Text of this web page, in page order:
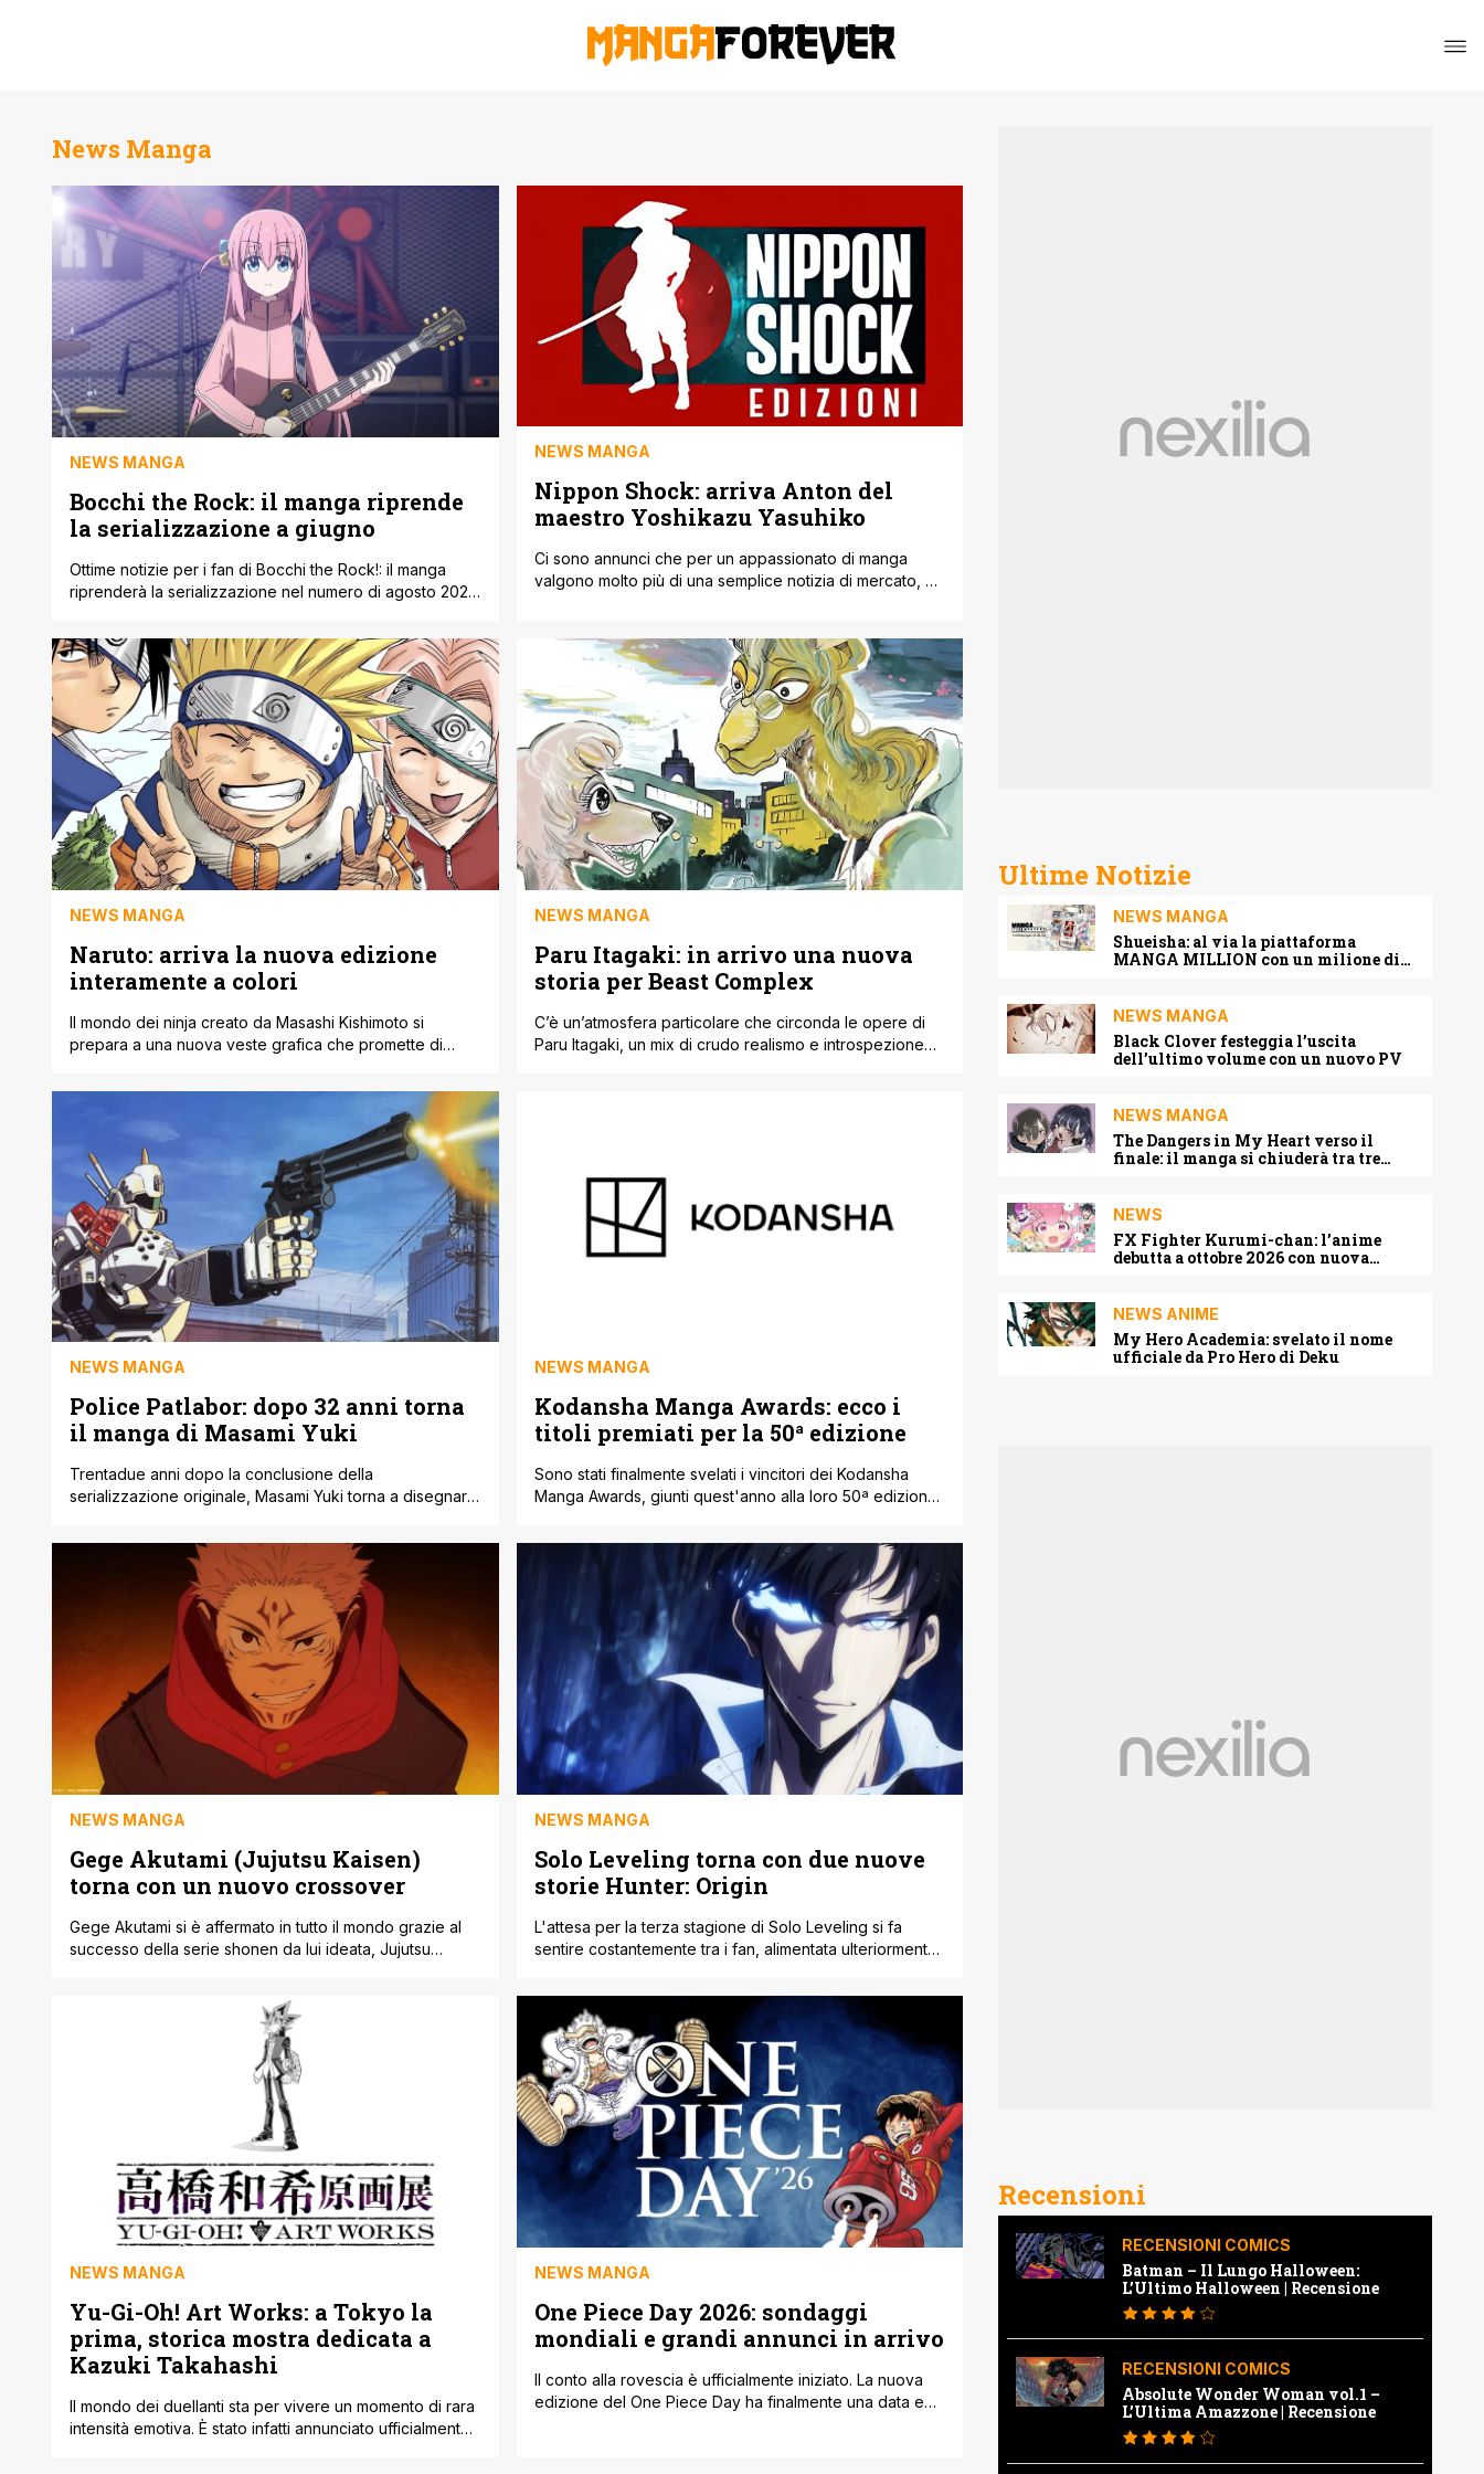
News Manga
NEWS MANGA
Bocchi the Rock: il manga riprende
la serializzazione a giugno
Ottime notizie per i fan di Bocchi the Rock!: il manga
riprenderà la serializzazione nel numero di agosto 2026
uscita in Giappone il 18 giugno. L'annuncio è arrivato
oggi attraverso il profilo X ufficiale della redazione di
Kirara, accompagnato da una nuova tavola che mostra
le quattro componenti della Kessoku Band tornare in
azione con [']
NEWS MANGA
Nippon Shock: arriva Anton del
maestro Yoshikazu Yasuhiko
Ci sono annunci che per un appassionato di manga
valgono molto più di una semplice notizia di mercato, e
infatti confermato l’acquisizione dei diritti per l'Italia di
Anton, un'opera affascinante che porta la firma di una
vera e propria [']
NEWS MANGA
Naruto: arriva la nuova edizione
interamente a colori
Il mondo dei ninja creato da Masashi Kishimoto si
prepara a una nuova veste grafica che promette di
ha infatti confermato il debutto di NARUTO COLOR NEW
EDITION, un'edizione che permetterà di riscoprire
l'intera opera sotto una luce diversa. Non si tratta di una
selezione di capitoli, ma [']
NEWS MANGA
Paru Itagaki: in arrivo una nuova
storia per Beast Complex
C’è un’atmosfera particolare che circonda le opere di
Paru Itagaki, un mix di crudo realismo e introspezione
NEWS MANGA
Police Patlabor: dopo 32 anni torna
il manga di Masami Yuki
Trentadue anni dopo la conclusione della
serializzazione originale, Masami Yuki torna a disegnare
è arrivato attraverso il profilo X ufficiale della rivista
Weekly Big Comic Spirits di Shogakukan, che
pubblicherà il one-shot nel numero 25 del 2026, in
uscita in Giappone il 18 maggio. Il capitolo inedito
porterà il titolo di Mobile Police Patlabor 2026 e il [']
NEWS MANGA
Kodansha Manga Awards: ecco i
titoli premiati per la 50ª edizione
Sono stati finalmente svelati i vincitori dei Kodansha
Manga Awards, giunti quest'anno alla loro 50ª edizione.
assoluto, e la cosa bella è che i tre titoli premiati sono
già tutti disponibili nelle nostre librerie. A decidere chi
meritasse il podio è stata una giuria di veri pesi [']
NEWS MANGA
Gege Akutami (Jujutsu Kaisen)
torna con un nuovo crossover
Gege Akutami si è affermato in tutto il mondo grazie al
successo della serie shonen da lui ideata, Jujutsu
mangaka giapponese si è fatto vivo ancora una volta tra
i lettori affezionati per dare [']
NEWS MANGA
Solo Leveling torna con due nuove
storie Hunter: Origin
L'attesa per la terza stagione di Solo Leveling si fa
sentire costantemente tra i fan, alimentata ulteriormente
dell'anime. Inoltre, Solo Leveling: Ragnarok è in pausa a
tempo indeterminato a seguito dell'arruolamento
dell'artista per il servizio militare obbligatorio a gennaio
di quest'anno, che in genere dura dai 18 [']
NEWS MANGA
Yu-Gi-Oh! Art Works: a Tokyo la
prima, storica mostra dedicata a
Kazuki Takahashi
Il mondo dei duellanti sta per vivere un momento di rara
intensità emotiva. È stato infatti annunciato ufficialmente
NEWS MANGA
One Piece Day 2026: sondaggi
mondiali e grandi annunci in arrivo
Il conto alla rovescia è ufficialmente iniziato. La nuova
edizione del One Piece Day ha finalmente una data e
Ultime Notizie
NEWS MANGA
Shueisha: al via la piattaforma
MANGA MILLION con un milione di
NEWS MANGA
Black Clover festeggia l’uscita
dell’ultimo volume con un nuovo PV
NEWS MANGA
The Dangers in My Heart verso il
finale: il manga si chiuderà tra tre
NEWS
FX Fighter Kurumi-chan: l’anime
debutta a ottobre 2026 con nuova
NEWS ANIME
My Hero Academia: svelato il nome
ufficiale da Pro Hero di Deku
Recensioni
RECENSIONI COMICS
Batman – Il Lungo Halloween:
L’Ultimo Halloween | Recensione
RECENSIONI COMICS
Absolute Wonder Woman vol.1 –
L’Ultima Amazzone | Recensione